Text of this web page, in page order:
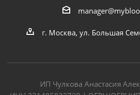
г. Москва, ул. Большая
ИП Чулкова Анастасия